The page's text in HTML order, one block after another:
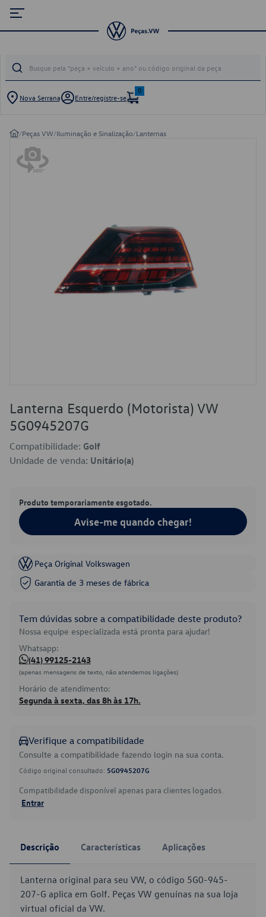
Nova Serrana Entre/registre-se
0
/Peças VW/Iluminação e Sinalização/Lanternas
Lanterna Esquerdo (Motorista) VW
5G0945207G
Compatibilidade: Golf
Unidade de venda: Unitário(a)
Produto temporariamente esgotado.
Avise-me quando chegar!
Peça Original Volkswagen
Garantia de 3 meses de fábrica
Tem dúvidas sobre a compatibilidade deste produto?
Nossa equipe especializada está pronta para ajudar!
Whatsapp:
(41) 99125-2143
(apenas mensagens de texto, não atendemos ligações)
Horário de atendimento:
Segunda à sexta, das 8h às 17h.
Verifique a compatibilidade
Consulte a compatibilidade fazendo login na sua conta.
Código original consultado: 5G0945207G
Compatibilidade disponível apenas para clientes logados.
Entrar
Descrição Características Aplicações
Lanterna original para seu VW, o código 5G0-945-
207-G aplica em Golf. Peças VW genuínas na sua loja
virtual oficial da VW.